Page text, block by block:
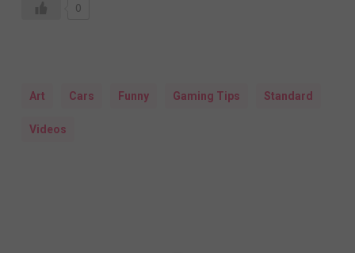
0
Art Cars Funny Gaming Tips Standard
Videos